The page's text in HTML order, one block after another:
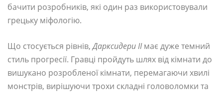
бачити розробників, які один раз використовували
грецьку міфологію.
Що стосується рівнів,Дарксидери IIмає дуже темний
стиль прогресії. Гравці пройдуть шлях від кімнати до
вишукано розробленої кімнати, перемагаючи хвилі
монстрів, вирішуючи трохи складні головоломки та